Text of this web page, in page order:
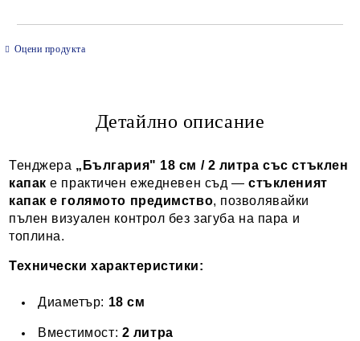
Ние ще се свържем с вас в рамките на работния ден.
Оцени продукта
Детайлно описание
Тенджера „България" 18 см / 2 литра със стъклен
капак е практичен ежедневен съд —стъкленият
капак е голямото предимство, позволявайки
пълен визуален контрол без загуба на пара и
топлина.
Технически характеристики:
Диаметър: 18 см
Вместимост: 2 литра